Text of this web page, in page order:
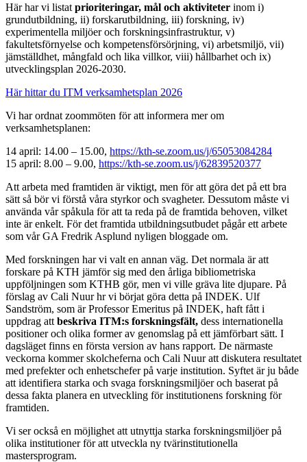
Här har vi listat prioriteringar, mål och aktiviteter inom i)
grundutbildning, ii) forskarutbildning, iii) forskning, iv)
experimentella miljöer och forskningsinfrastruktur, v)
fakultetsförnyelse och kompetensförsörjning, vi) arbetsmiljö, vii)
jämställdhet, mångfald och lika villkor, viii) hållbarhet och ix)
utvecklingsplan 2026-2030.
Här hittar du ITM verksamhetsplan 2026
Vi har ordnat zoommöten för att informera mer om
verksamhetsplanen:
14 april: 14.00 – 15.00, https://kth-se.zoom.us/j/65053084284
15 april: 8.00 – 9.00, https://kth-se.zoom.us/j/62839520377
Att arbeta med framtiden är viktigt, men för att göra det på ett bra
sätt så bör vi förstå våra styrkor och svagheter. Dessutom måste vi
använda vår spåkula för att ta reda på de framtida behoven, vilket
inte är enkelt. För det framtida utbildningsutbudet pågår ett arbete
som vår GA Fredrik Asplund nyligen bloggade om.
Med forskningen har vi valt en annan väg. Det normala är att
forskare på KTH jämför sig med den årliga bibliometriska
uppföljningen som KTHB gör, men vi ville gräva lite djupare. På
förslag av Cali Nuur hr vi börjat göra detta på INDEK. Ulf
Sandström, som är Professor Emeritus på INDEK, haft fått i
uppdrag att beskriva ITM:s forskningsfält, dess internationella
positioner och olika former av genomslag på ett jämförbart sätt. I
dagsläget finns en första version av hans rapport. De närmaste
veckorna kommer skolcheferna och Cali Nuur att diskutera resultatet
med prefekter och enhetschefer på varje institution. Syftet är ju både
att identifiera starka och svaga forskningsmiljöer och baserat på
dessa fakta planera en utveckling för institutionens forskning för
framtiden.
Vi ser också en möjlighet att utnyttja starka forskningsmiljöer på
olika institutioner för att utveckla ny tvärinstitutionella
mastersprogram.